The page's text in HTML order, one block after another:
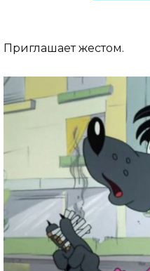
Приглашает жестом.